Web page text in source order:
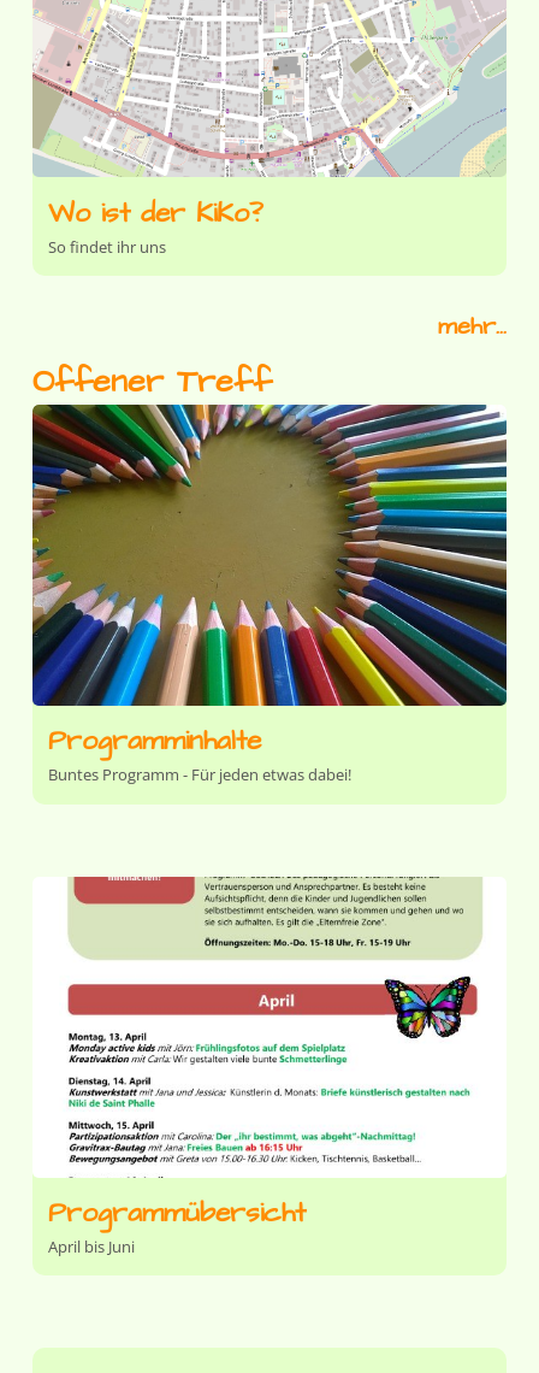
Wo ist der KiKo?
So findet ihr uns
mehr...
Offener Treff
Programminhalte
Buntes Programm - Für jeden etwas dabei!
Programmübersicht
April bis Juni